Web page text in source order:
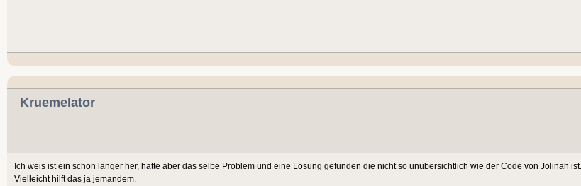
Kruemelator
Ich weis ist ein schon länger her, hatte aber das selbe Problem und eine Lösung gefunden die nicht so unübersichtlich wie der Code von Jolinah ist.
Vielleicht hilft das ja jemandem.